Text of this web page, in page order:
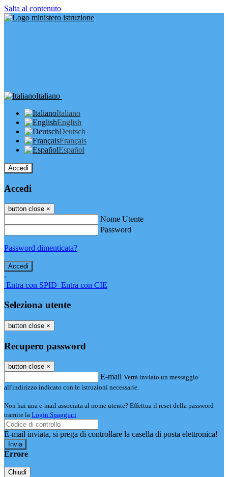
Salta al contenuto
Italiano
Italiano
English
Deutsch
Français
Español
Accedi
Accedi
button close ×
Nome Utente
Password
Password dimenticata?
-
Entra con SPID Entra con CIE
Seleziona utente
button close ×
Recupero password
button close ×
E-mail Verrà inviato un messaggio
all'indirizzo indicato con le istruzioni necessarie.
Non hai una e-mail associata al nome utente? Effettua il reset della password
tramite la Login Spaggiari
E-mail inviata, si prega di controllare la casella di posta elettronica!
Errore
Chiudi